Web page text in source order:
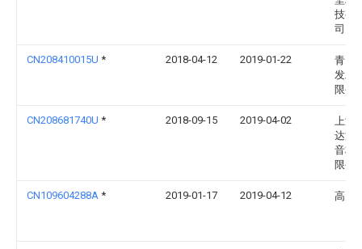
技有
司
CN208410015U * 2018-04-12 2019-01-22
青岛
发工
限公
CN208681740U * 2018-09-15 2019-04-02
上海
达汽
音材
限公
CN109604288A * 2019-01-17 2019-04-12 高元